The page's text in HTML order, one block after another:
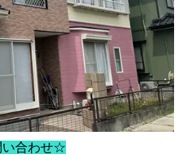
合わせ☆